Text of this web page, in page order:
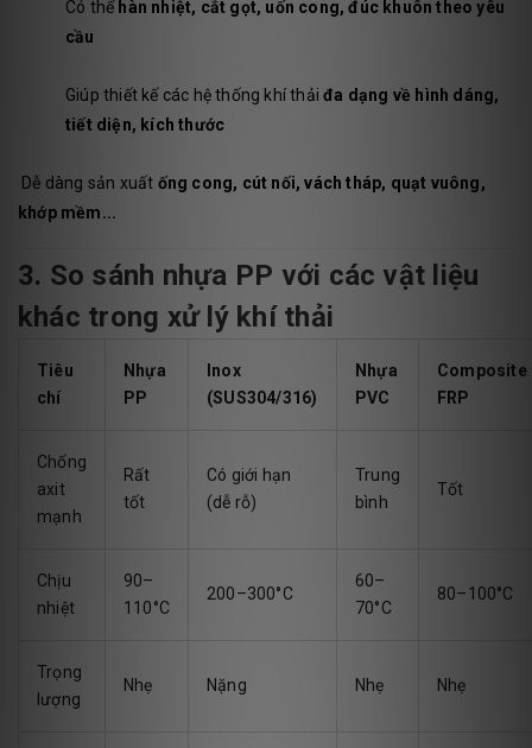
Có thể hàn nhiệt, cắt gọt, uốn cong, đúc khuôn theo yêu
cầu
Giúp thiết kế các hệ thống khí thảiđa dạng về hình dáng,
tiết diện, kích thước
Dễ dàng sản xuất ống cong, cút nối, vách tháp, quạt vuông,
khớp mềm...
3. So sánh nhựa PP với các vật liệu
khác trong xử lý khí thải
Tiêu
chí
Nhựa
PP
Inox
(SUS304/316)
Nhựa
PVC
Composite
FRP
Chống
axit
mạnh
Rất
tốt
Có giới hạn
(dễ rỗ)
Trung
bình
Tốt
Chịu
nhiệt
90–
110°C
200–300°C
60–
70°C
80–100°C
Trọng
lượng
Nhẹ Nặng Nhẹ Nhẹ